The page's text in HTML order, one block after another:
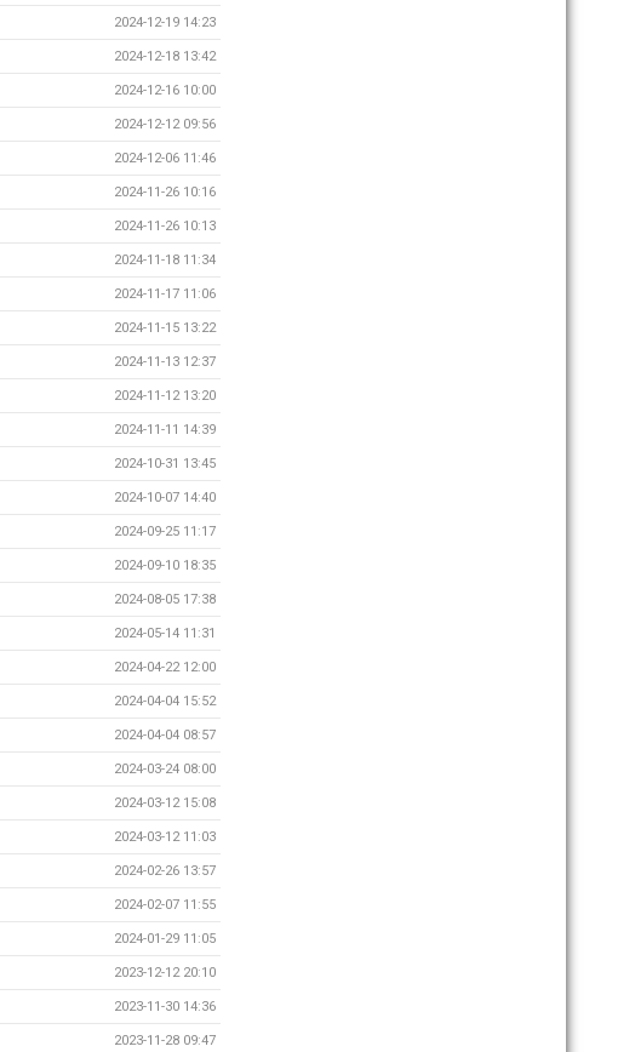
2024-12-19 14:23
2024-12-18 13:42
2024-12-16 10:00
2024-12-12 09:56
2024-12-06 11:46
2024-11-26 10:16
2024-11-26 10:13
2024-11-18 11:34
2024-11-17 11:06
2024-11-15 13:22
2024-11-13 12:37
2024-11-12 13:20
2024-11-11 14:39
2024-10-31 13:45
2024-10-07 14:40
2024-09-25 11:17
2024-09-10 18:35
2024-08-05 17:38
2024-05-14 11:31
2024-04-22 12:00
2024-04-04 15:52
2024-04-04 08:57
2024-03-24 08:00
2024-03-12 15:08
2024-03-12 11:03
2024-02-26 13:57
2024-02-07 11:55
2024-01-29 11:05
2023-12-12 20:10
2023-11-30 14:36
2023-11-28 09:47